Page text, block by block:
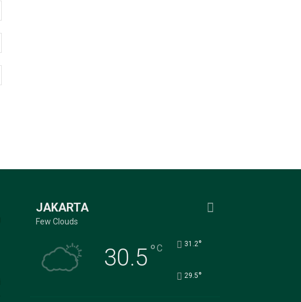
JAKARTA
Few Clouds
30.5°C 31.2°
29.5°